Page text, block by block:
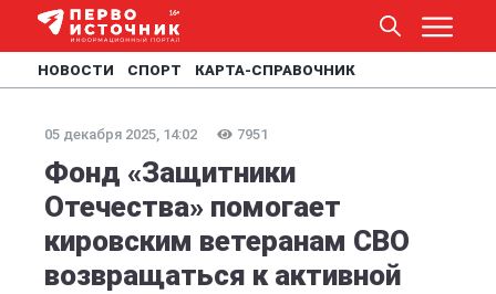
НОВОСТИ СПОРТ КАРТА-СПРАВОЧНИК
05 декабря 2025, 14:02 7951
Фонд «Защитники
Отечества» помогает
кировским ветеранам СВО
возвращаться к активной